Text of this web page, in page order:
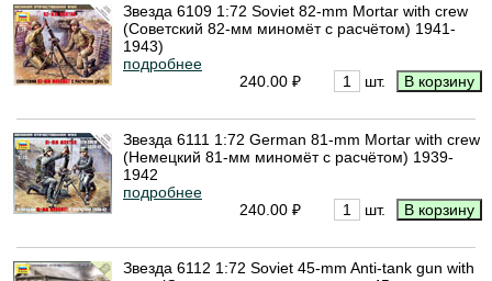
Звезда 6109 1:72 Soviet 82-mm Mortar with crew
(Советский 82-мм миномёт с расчётом) 1941-
1943)
подробнее
240.00 ₽
шт.
Звезда 6111 1:72 German 81-mm Mortar with crew
(Немецкий 81-мм миномёт с расчётом) 1939-
1942
подробнее
240.00 ₽
шт.
Звезда 6112 1:72 Soviet 45-mm Anti-tank gun with